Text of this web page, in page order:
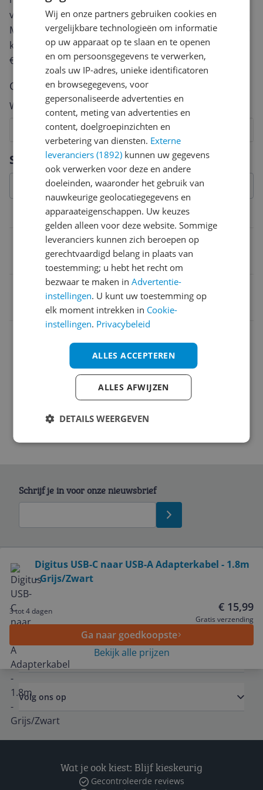
Specificaties
Garantie
Fabrieksgarantie termijn
Geen fabrieksgarantie
4016032465072
Afmetingen
Overige kenmerken
Productinformatie
van een review gemiddeld tussen de 3 en 10 minuten.
Met jouw mening help je andere bezoekers een betere
keuze te maken én maak je iedere maand kans op
€250,-!
Klik hier voor de actievoorwaarden.
Cijfer
Welk cijfer geef jij dit product?
7
6
5
4
3
2
Vraag 1 van 4
Digitus USB-C naar USB-A Adapterkabel - 1.8m
- Grijs/Zwart
3 tot 4 dagen € 15,99
Gratis verzending
Ga naar goedkoopste
Bekijk alle prijzen
Schrijf je in voor onze nieuwsbrief
Service
Algemeen
Zakelijk
Volg ons op
Wat je ook kiest: Blijf kieskeurig
Gecontroleerde reviews
Wij en onze partners gebruiken cookies en
vergelijkbare technologieën om informatie
op uw apparaat op te slaan en te openen
en om persoonsgegevens te verwerken,
zoals uw IP-adres, unieke identificatoren
en browsegegevens, voor
gepersonaliseerde advertenties en
content, meting van advertenties en
content, doelgroepinzichten en
verbetering van diensten. Externe
leveranciers (1892) kunnen uw gegevens
ook verwerken voor deze en andere
doeleinden, waaronder het gebruik van
nauwkeurige geolocatiegegevens en
apparaateigenschappen. Uw keuzes
gelden alleen voor deze website. Sommige
leveranciers kunnen zich beroepen op
gerechtvaardigd belang in plaats van
toestemming; u hebt het recht om
bezwaar te maken inAdvertentie-
instellingen. U kunt uw toestemming op
elk moment intrekken in Cookie-
instellingen. Privacybeleid
ALLES ACCEPTEREN
ALLES AFWIJZEN
DETAILS WEERGEVEN